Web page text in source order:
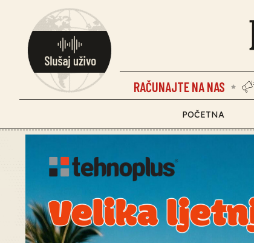
RAČUNAJTE NA NAS
POČETNA